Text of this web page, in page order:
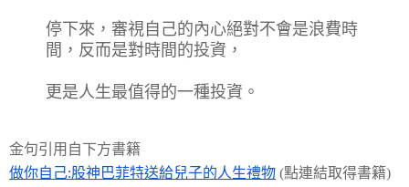
停下來，審視自己的內心絕對不會是浪費時
間，反而是對時間的投資，
更是人生最值得的一種投資。
金句引用自下方書籍
做你自己:股神巴菲特送給兒子的人生禮物 (點連結取得書籍)